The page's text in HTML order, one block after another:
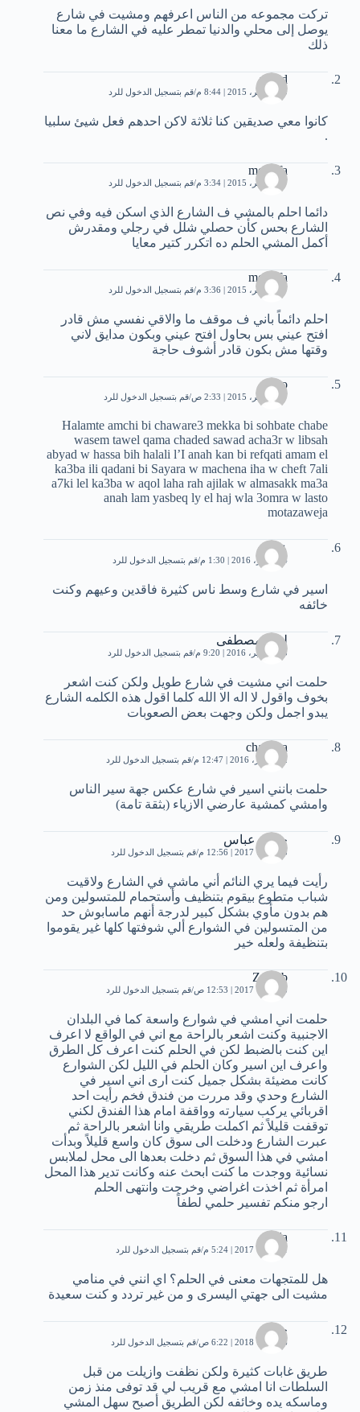
تركت مجموعه من الناس اعرفهم ومشيت في شارع
يوصل إلى محلي والدنيا تمطر عليه في الشارع ما معنا
ذلك
walid
10 نوفمبر، 2015 | 8:44 م قم بتسجيل الدخول للرد
كانوا معي صديقين كنا ثلاثة لاكن احدهم فعل شيئ سلبيا
.
mostafa
17 نوفمبر، 2015 | 3:34 م قم بتسجيل الدخول للرد
دائما احلم بالمشي ف الشارع الذي اسكن فيه وفي نص
الشارع بحس كأن حصلي شلل في رجلي ومقدرش
أكمل المشي الحلم ده اتكرر كتير معايا
mostafa
17 نوفمبر، 2015 | 3:36 م قم بتسجيل الدخول للرد
احلم دائماً باني ف موقف ما والاقي نفسي مش قادر
افتح عيني بس بحاول افتح عيني وبكون مدايق لاني
وقتها مش بكون قادر أشوف حاجة
roro
27 نوفمبر، 2015 | 2:33 ص قم بتسجيل الدخول للرد
Halamte amchi bi chaware3 mekka bi sohbate chabe
wasem tawel qama chaded sawad acha3r w libsah
abyad w hassa bih halali l’I anah kan bi refqati amam el
ka3ba ili qadani bi Sayara w machena iha w cheft 7ali
a7ki lel ka3ba w aqol laha rah ajilak w almasakk ma3a
anah lam yasbeq ly el haj wla 3omra w lasto
motazaweja
عمر
4 سبتمبر، 2016 | 1:30 م قم بتسجيل الدخول للرد
اسير في شارع وسط ناس كثيرة فاقدين وعيهم وكنت
خائفه
ليلى مصطفى
15 سبتمبر، 2016 | 9:20 م قم بتسجيل الدخول للرد
حلمت اني مشيت في شارع طويل ولكن كنت اشعر
بخوف واقول لا اله الا الله كلما اقول هذه الكلمه الشارع
يبدو اجمل ولكن وجهت بعض الصعوبات
chaimaa
12 أكتوبر، 2016 | 12:47 م قم بتسجيل الدخول للرد
حلمت بانني اسير في شارع عكس جهة سير الناس
وامشي كمشية عارضي الازياء (بثقة تامة)
حسن عباس
5 فبراير، 2017 | 12:56 م قم بتسجيل الدخول للرد
رأيت فيما يري النائم أني ماشي في الشارع ولاقيت
شباب متطوع بيقوم بتنظيف وأستحمام للمتسولين ومن
هم بدون مأوي بشكل كبير لدرجة أنهم ماسابوش حد
من المتسولين في الشوارع ألي شوفتها كلها غير يقوموا
بتنظيفة ولعله خير
Zainab
8 فبراير، 2017 | 12:53 ص قم بتسجيل الدخول للرد
حلمت اني امشي في شوارع واسعة كما في البلدان
الاجنبية وكنت اشعر بالراحة مع اني في الواقع لا اعرف
اين كنت بالضبط لكن في الحلم كنت اعرف كل الطرق
واعرف اين اسير وكان الحلم في الليل لكن الشوارع
كانت مضيئة بشكل جميل كنت ارى اني اسير في
الشارع وحدي وقد مررت من فندق فخم رأيت احد
اقربائي يركب سيارته وواقفة امام هذا الفندق لكني
توقفت قليلاً ثم اكملت طريقي وانا اشعر بالراحة ثم
عبرت الشارع ودخلت الى سوق كان واسع قليلاً وبدأت
امشي في هذا السوق ثم دخلت بعدها الى محل لملابس
نسائية ووجدت ما كنت ابحث عنه وكانت تدير هذا المحل
امرأة ثم اخذت اغراضي وخرجت وانتهى الحلم
ارجو منكم تفسير حلمي لطفاً
layla
1 أكتوبر، 2017 | 5:24 م قم بتسجيل الدخول للرد
هل للمتجهات معنى في الحلم؟ اي انني في منامي
مشيت الى جهتي اليسرى و من غير تردد و كنت سعيدة
حياة
6 فبراير، 2018 | 6:22 ص قم بتسجيل الدخول للرد
طريق غابات كثيرة ولكن نظفت وازيلت من قبل
السلطات انا امشي مع قريب لي قد توفى منذ زمن
وماسكه يده وخائفه لكن الطريق أصبح سهل المشي